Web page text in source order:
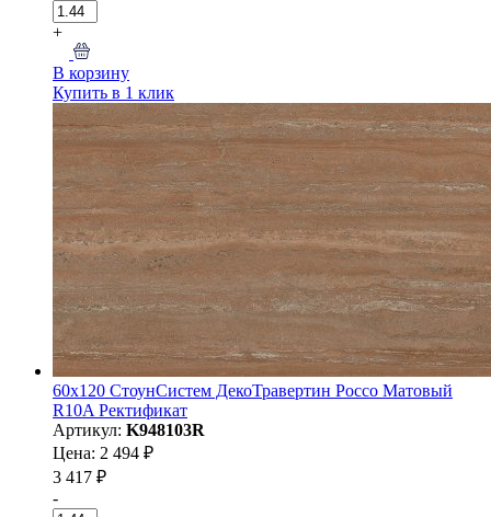
+
В корзину
Купить в 1 клик
60x120 СтоунСистем ДекоТравертин Рoccо Матовый
R10A Ректификат
Артикул: K948103R
Цена: 2 494 ₽
3 417 ₽
-